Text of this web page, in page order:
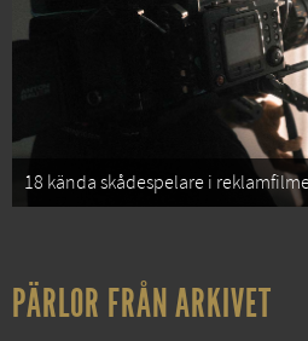
18 kända skådespelare i
PÄRLOR FRÅN ARKIVET